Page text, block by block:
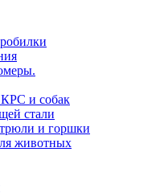
и собак
стали
и горшки
животных